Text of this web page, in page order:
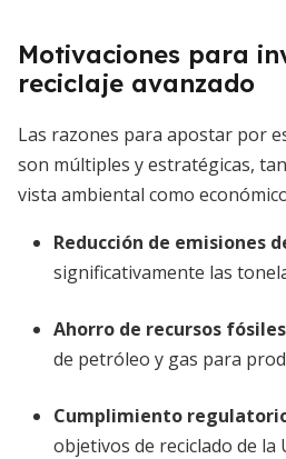
Motivaciones para
reciclaje avanzado
Las razones para apostar por
son múltiples y estratégicas,
vista ambiental como
Reducción de emisiones
significativamente las
Ahorro de recursos fósiles
de petróleo y gas para
Cumplimiento
objetivos de reciclado de la